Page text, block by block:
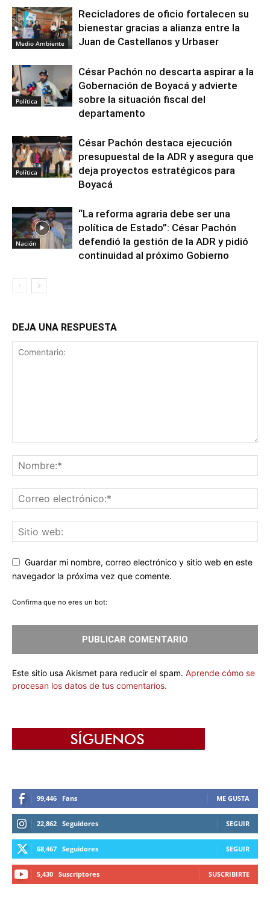
Medio Ambiente
Recicladores de oficio fortalecen su
bienestar gracias a alianza entre la
Juan de Castellanos y Urbaser
Política
César Pachón no descarta aspirar a la
Gobernación de Boyacá y advierte
sobre la situación fiscal del
departamento
Política
César Pachón destaca ejecución
presupuestal de la ADR y asegura que
deja proyectos estratégicos para
Boyacá
Nación
“La reforma agraria debe ser una
política de Estado”: César Pachón
defendió la gestión de la ADR y pidió
continuidad al próximo Gobierno
DEJA UNA RESPUESTA
Guardar mi nombre, correo electrónico y sitio web en este
navegador la próxima vez que comente.
Confirma que no eres un bot:
Este sitio usa Akismet para reducir el spam. Aprende cómo se
procesan los datos de tus comentarios.
99,446 Fans ME GUSTA
22,862 Seguidores SEGUIR
68,467 Seguidores SEGUIR
5,430 Suscriptores SUSCRIBIRTE